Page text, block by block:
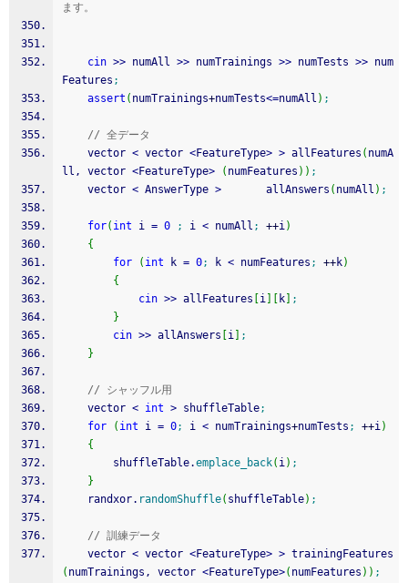
ます。
cin >> numAll >> numTrainings >> numTests >> num
Features ;
assert ( numTrainings+numTests<=numAll ) ;
// 全データ
	vector
< vector <FeatureType> > allFeatures ( numA
ll, vector <FeatureType> ( numFeatures ) ) ;
	vector
< AnswerType >
       allAnswers
( numAll ) ;
for( int i = 0 ; i < numAll ; ++i)
{
for
( int k = 0; k < numFeatures ; ++k)
{
cin >> allFeatures i k
;
}
cin >> allAnswers i
;
}
// シャッフル用
	vector
< int > shuffleTable;
for
( int i = 0; i < numTrainings+numTests ; ++i)
{
		shuffleTable.
emplace_back( i) ;
}
	randxor.
randomShuffle( shuffleTable) ;
// 訓練データ
	vector
< vector <FeatureType> > trainingFeatures
( numTrainings, vector <FeatureType>( numFeatures ) ) ;